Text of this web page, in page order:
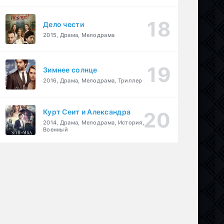
Дело чести
2015, Драма, Мелодрама
Зимнее солнце
2016, Драма, Мелодрама, Триллер
Курт Сеит и Александра
2014, Драма, Мелодрама, История,
Военный